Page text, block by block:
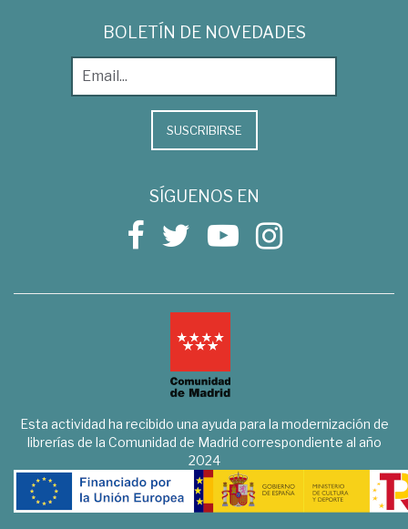
BOLETÍN DE NOVEDADES
SUSCRIBIRSE
SÍGUENOS EN
Esta actividad ha recibido una ayuda para la modernización de
librerías de la Comunidad de Madrid correspondiente al año
2024